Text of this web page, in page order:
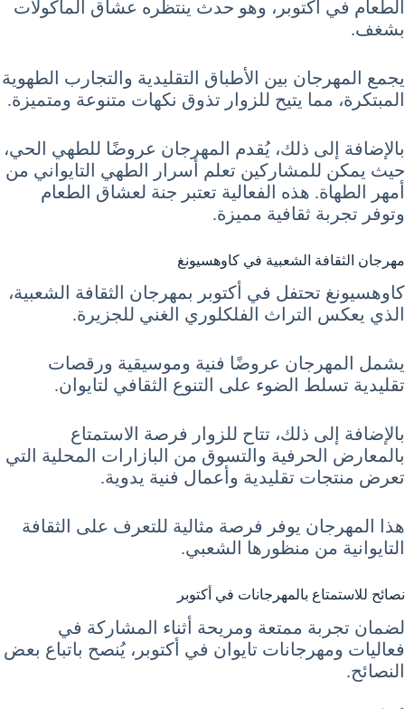
الطعام في أكتوبر، وهو حدث ينتظره عشاق المأكولات
بشغف.
يجمع المهرجان بين الأطباق التقليدية والتجارب الطهوية
المبتكرة، مما يتيح للزوار تذوق نكهات متنوعة ومتميزة.
بالإضافة إلى ذلك، يُقدم المهرجان عروضًا للطهي الحي،
حيث يمكن للمشاركين تعلم أسرار الطهي التايواني من
أمهر الطهاة. هذه الفعالية تعتبر جنة لعشاق الطعام
وتوفر تجربة ثقافية مميزة.
مهرجان الثقافة الشعبية في كاوهسيونغ
كاوهسيونغ تحتفل في أكتوبر بمهرجان الثقافة الشعبية،
الذي يعكس التراث الفلكلوري الغني للجزيرة.
يشمل المهرجان عروضًا فنية وموسيقية ورقصات
تقليدية تسلط الضوء على التنوع الثقافي لتايوان.
بالإضافة إلى ذلك، تتاح للزوار فرصة الاستمتاع
بالمعارض الحرفية والتسوق من البازارات المحلية التي
تعرض منتجات تقليدية وأعمال فنية يدوية.
هذا المهرجان يوفر فرصة مثالية للتعرف على الثقافة
التايوانية من منظورها الشعبي.
نصائح للاستمتاع بالمهرجانات في أكتوبر
لضمان تجربة ممتعة ومريحة أثناء المشاركة في
فعاليات ومهرجانات تايوان في أكتوبر، يُنصح باتباع بعض
النصائح.